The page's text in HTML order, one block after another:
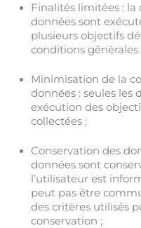
Finalités limitées :
données sont
plusieurs objectifs
conditions générales
Minimisation de la
données : seules les
exécution des
collectées ;
Conservation des
données sont
l’utilisateur est
peut pas être
des critères utilisés
conservation ;